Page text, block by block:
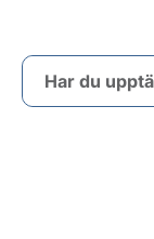
Har du